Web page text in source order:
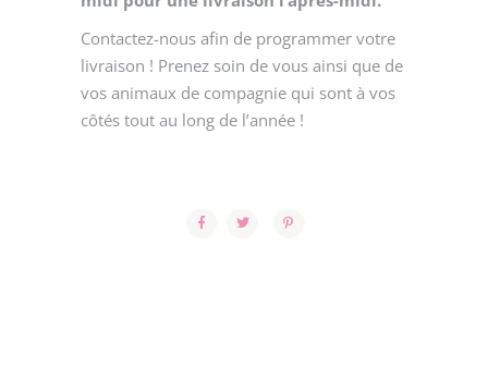
Contactez-nous afin de programmer votre
livraison ! Prenez soin de vous ainsi que de
vos animaux de compagnie qui sont à vos
côtés tout au long de l’année !